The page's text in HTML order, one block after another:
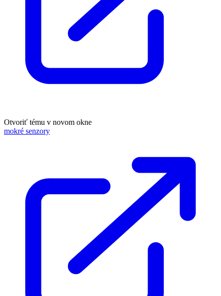
Otvoriť tému v novom okne
mokré senzory